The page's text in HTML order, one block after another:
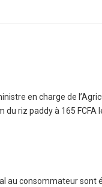
en charge de
riz paddy à 165 FCFA
au consommateur sont